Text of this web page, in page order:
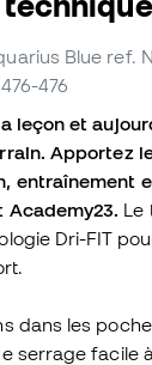
Blue ref.
476
leçon et
Apportez
entraînement
Le
Dri-FIT
dans les
serrage facile